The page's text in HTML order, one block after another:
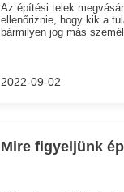
Az építési telek
ellenőriznie, hogy kik a
bármilyen jog más
2022-09-02
Mire figyeljünk